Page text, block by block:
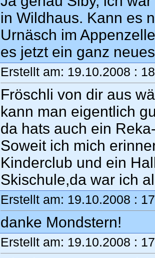
in Wildhaus. Kann es
Urnäsch im
es jetzt ein ganz
Erstellt am: 19.10.2008 :
Fröschli von dir aus
kann man eigentlich
da hats auch ein
Soweit ich mich
Kinderclub und ein
Skischule,da war ich
Erstellt am: 19.10.2008 :
danke Mondstern!
Erstellt am: 19.10.2008 :